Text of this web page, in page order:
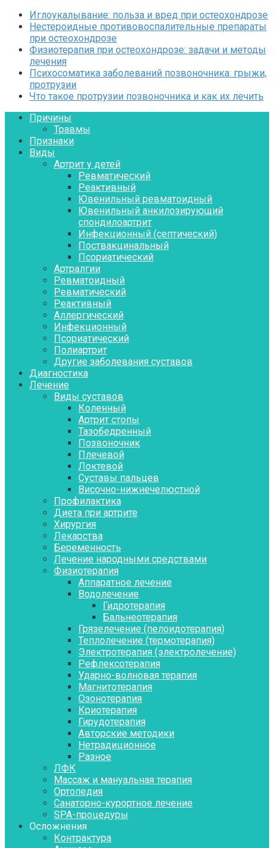
Иглоукалывание: польза и вред при остеохондрозе
Нестероидные противовоспалительные препараты
при остеохондрозе
Физиотерапия при остеохондрозе: задачи и методы
лечения
Психосоматика заболеваний позвоночника: грыжи,
протрузии
Что такое протрузии позвоночника и как их лечить
Причины
Травмы
Признаки
Виды
Артрит у детей
Ревматический
Реактивный
Ювенильный ревматоидный
Ювенильный анкилозирующий
спондилоартрит
Инфекционный (септический)
Поствакцинальный
Псориатический
Артралгии
Ревматоидный
Ревматический
Реактивный
Аллергический
Инфекционный
Псориатический
Полиартрит
Другие заболевания суставов
Диагностика
Лечение
Виды суставов
Коленный
Артрит стопы
Тазобедренный
Позвоночник
Плечевой
Локтевой
Суставы пальцев
Височно-нижнечелюстной
Профилактика
Диета при артрите
Хирургия
Лекарства
Беременность
Лечение народными средствами
Физиотерапия
Аппаратное лечение
Водолечение
Гидротерапия
Бальнеотерапия
Грязелечение (пелоидотерапия)
Теплолечение (термотерапия)
Электротерапия (электролечение)
Рефлексотерапия
Ударно-волновая терапия
Магнитотерапия
Озонотерапия
Криотерапия
Гирудотерапия
Авторские методики
Нетрадиционное
Разное
ЛФК
Массаж и мануальная терапия
Ортопедия
Санаторно-курортное лечение
SPA-процедуры
Осложнения
Контрактура